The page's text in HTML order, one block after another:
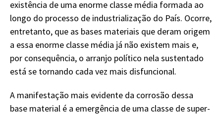
existência de uma enorme classe média formada ao
longo do processo de industrialização do País. Ocorre,
entretanto, que as bases materiais que deram origem
a essa enorme classe média já não existem mais e,
por consequência, o arranjo político nela sustentado
está se tornando cada vez mais disfuncional.
A manifestação mais evidente da corrosão dessa
base material é a emergência de uma classe de super-